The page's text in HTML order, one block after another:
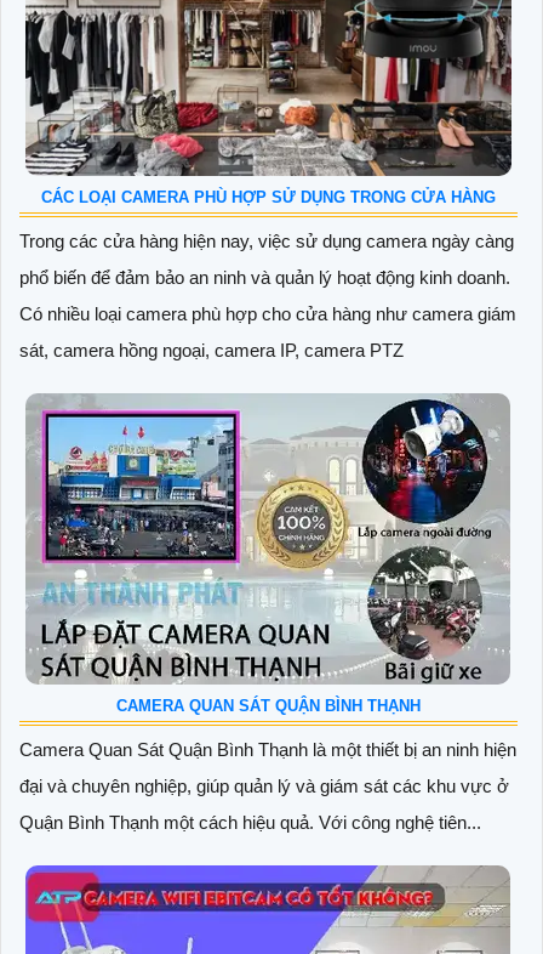
CÁC LOẠI CAMERA PHÙ HỢP SỬ DỤNG TRONG CỬA HÀNG
Trong các cửa hàng hiện nay, việc sử dụng camera ngày càng
phổ biến để đảm bảo an ninh và quản lý hoạt động kinh doanh.
Có nhiều loại camera phù hợp cho cửa hàng như camera giám
sát, camera hồng ngoại, camera IP, camera PTZ
CAMERA QUAN SÁT QUẬN BÌNH THẠNH
Camera Quan Sát Quận Bình Thạnh là một thiết bị an ninh hiện
đại và chuyên nghiệp, giúp quản lý và giám sát các khu vực ở
Quận Bình Thạnh một cách hiệu quả. Với công nghệ tiên...